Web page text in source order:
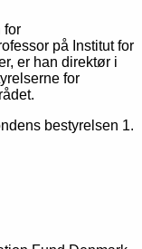
for
på Institut for
er han direktør i
for
bestyrelsen 1.